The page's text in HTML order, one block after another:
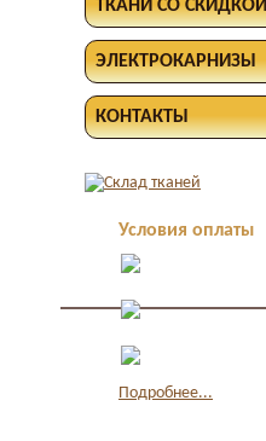
ТКАНИ СО СКИДКОЙ
ЭЛЕКТРОКАРНИЗЫ
КОНТАКТЫ
Условия оплаты
Подробнее...